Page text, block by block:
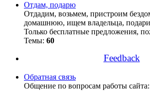
Отдам, подарю
Отдадим, возьмем, пристроим
домашнюю, ищем владельца,
Только бесплатные предложения,
Темы: 60
Feedback
Обратная связь
Общение по вопросам работы